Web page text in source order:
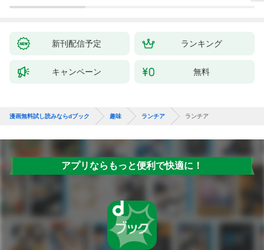
新刊配信予定 ランキング
キャンペーン 無料
漫画無料試し読みならdブック 趣味 ランチア ランチア
アプリならもっと便利で快適に！